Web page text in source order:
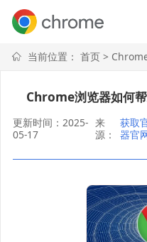
当前位置： 首页> Chrome
Chrome浏览器如何
更新时间：2025-
05-17
来
源：
获取
器官